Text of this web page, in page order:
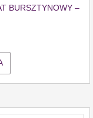
BURSZTYNOWY –